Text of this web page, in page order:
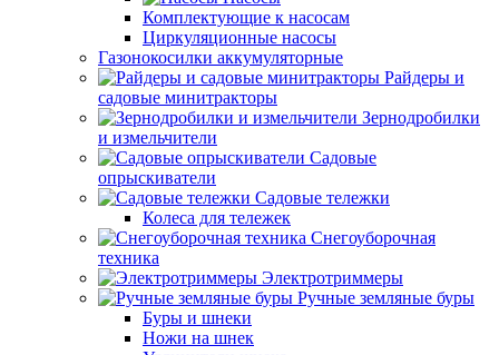
Комплектующие к насосам
Циркуляционные насосы
Газонокосилки аккумуляторные
Райдеры и
садовые минитракторы
Зернодробилки
и измельчители
Садовые
опрыскиватели
Садовые тележки
Колеса для тележек
Снегоуборочная
техника
Электротриммеры
Ручные земляные буры
Буры и шнеки
Ножи на шнек